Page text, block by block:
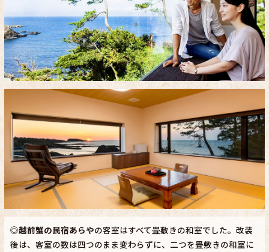
◎越前蟹の民宿あらやの客室はすべて畳敷きの和室でした。改装
後は、客室の数は四つのまま変わらずに、二つを畳敷きの和室に